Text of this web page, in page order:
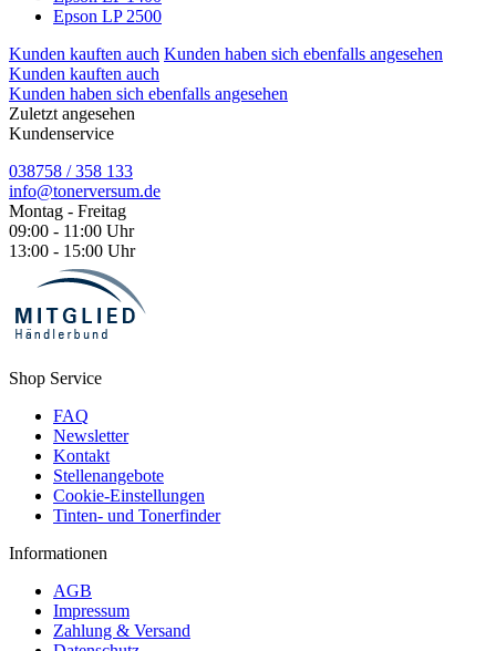
Epson LP 2500
Kunden kauften auch Kunden haben sich ebenfalls angesehen
Kunden kauften auch
Kunden haben sich ebenfalls angesehen
Zuletzt angesehen
Kundenservice
038758 / 358 133
info@tonerversum.de
Montag - Freitag
09:00 - 11:00 Uhr
13:00 - 15:00 Uhr
Shop Service
FAQ
Newsletter
Kontakt
Stellenangebote
Cookie-Einstellungen
Tinten- und Tonerfinder
Informationen
AGB
Impressum
Zahlung & Versand